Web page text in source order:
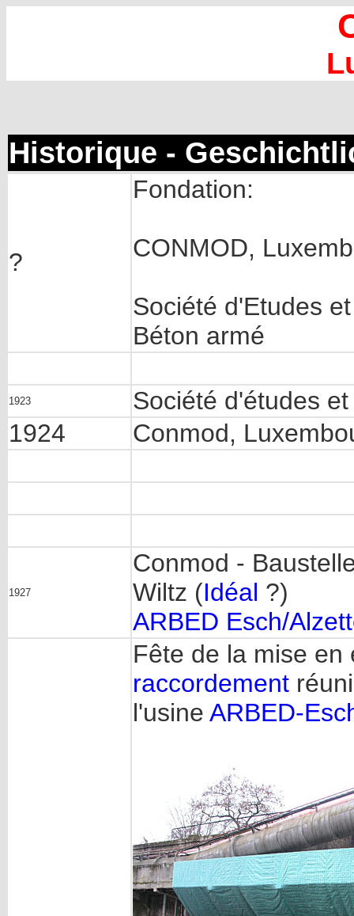
Historique -
?
Fondation:
CONMOD,
Société d'Etudes
Béton armé
1923
Société d'études
1924
Conmod,
1927
Conmod -
Wiltz (Idéal ?)
ARBED Esch/
Fête de la mise
raccordement
l'usine ARBED-